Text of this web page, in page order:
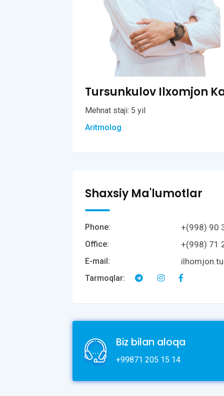
Tursunkulov Ilxomjon
Mehnat staji: 5 yil
Aritmolog
Shaxsiy Ma'lumotlar
Phone: +(998) 90
Office: +(998) 71
E-mail:
Tarmoqlar:
Biz bilan aloqa
+99871 205 15 14